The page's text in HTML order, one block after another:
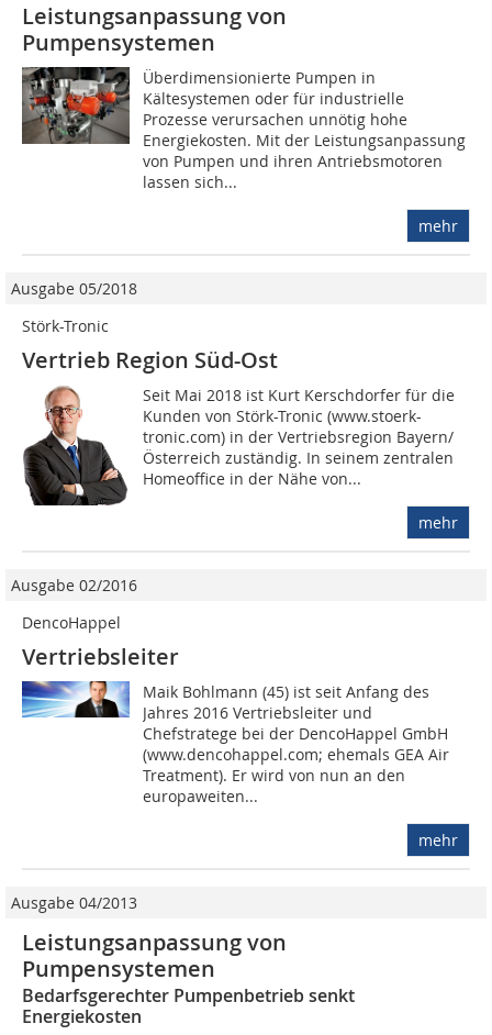
Leistungsanpassung von
Pumpensystemen
Überdimensionierte Pumpen in
Kältesystemen oder für industrielle
Prozesse verursachen unnötig hohe
Energiekosten. Mit der Leistungsanpassung
von Pumpen und ihren Antriebsmotoren
lassen sich...
mehr
Ausgabe 05/2018
Störk-Tronic
Vertrieb Region Süd-Ost
Seit Mai 2018 ist Kurt Kerschdorfer für die
Kunden von Störk-Tronic (www.stoerk-
tronic.com) in der Vertriebsregion Bayern/
Österreich zuständig. In seinem zentralen
Homeoffice in der Nähe von...
mehr
Ausgabe 02/2016
DencoHappel
Vertriebsleiter
Maik Bohlmann (45) ist seit Anfang des
Jahres 2016 Vertriebsleiter und
Chefstratege bei der DencoHappel GmbH
(www.dencohappel.com; ehemals GEA Air
Treatment). Er wird von nun an den
europaweiten...
mehr
Ausgabe 04/2013
Leistungsanpassung von
Pumpensystemen
Bedarfsgerechter Pumpenbetrieb senkt
Energiekosten